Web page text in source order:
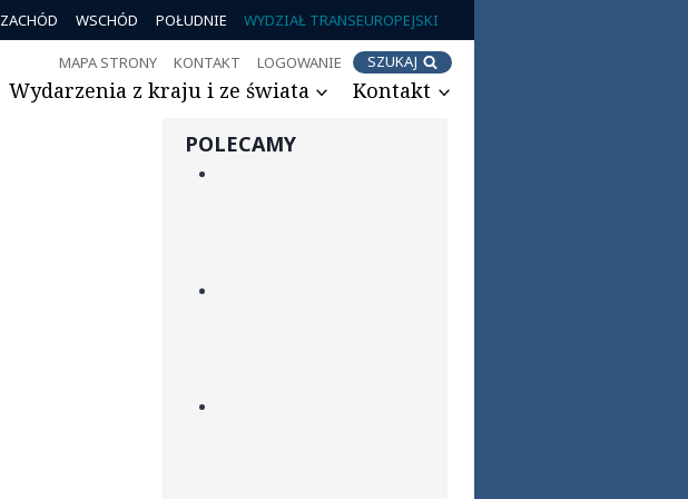
ZACHÓD WSCHÓD POŁUDNIE WYDZIAŁ TRANSEUROPEJSKI
MAPA STRONY KONTAKT LOGOWANIE SZUKAJ
Wydarzenia z kraju i ze świata Kontakt
POLECAMY